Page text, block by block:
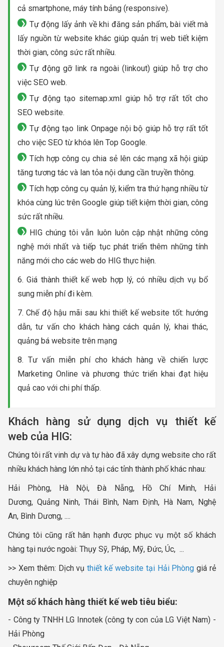
cả smartphone, máy tính bảng (responsive).
Tự động lấy ảnh về khi đăng sản phẩm, bài viết mà
lấy nguồn từ website khác giúp quản trị web tiết kiệm
thời gian, công sức rất nhiều.
Tự động gỡ link ra ngoài (linkout) giúp hỗ trợ cho
việc SEO web.
Tự động tạo sitemap.xml giúp hỗ trợ rất tốt cho
SEO website.
Tự động tạo link Onpage nội bộ giúp hỗ trợ rất tốt
cho việc SEO từ khóa lên Top Google.
Tích hợp công cụ chia sẻ lên các mạng xã hội giúp
tăng tương tác và lan tỏa nội dung cần truyền thông.
Tích hợp công cụ quản lý, kiểm tra thứ hạng nhiều từ
khóa cùng lúc trên Google giúp tiết kiệm thời gian, công
sức rất nhiều.
HIG chúng tôi vẫn luôn luôn cập nhật những công
nghệ mới nhất và tiếp tục phát triển thêm những tính
năng mới cho các web do HIG thực hiện.
6. Giá thành thiết kế web hợp lý, có nhiều dịch vụ bổ
sung miễn phí đi kèm.
7. Chế độ hậu mãi sau khi thiết kế website tốt: hướng
dẫn, tư vấn cho khách hàng cách quản lý, khai thác,
quảng bá website trên mạng
8. Tư vấn miễn phí cho khách hàng về chiến lược
Marketing Online và phương thức triển khai đạt hiệu
quả cao với chi phí thấp.
Khách hàng sử dụng dịch vụ thiết kế
web của HIG:
Chúng tôi rất vinh dự và tự hào đã xây dựng website cho rất
nhiều khách hàng lớn nhỏ tại các tỉnh thành phố khác nhau:
Hải Phòng, Hà Nội, Đà Nẵng, Hồ Chí Minh, Hải
Dương, Quảng Ninh, Thái Bình, Nam Định, Hà Nam, Nghệ
An, Bình Dương, ....
Chúng tôi cũng rất hân hạnh được phục vụ một số khách
hàng tại nước ngoài: Thụy Sỹ, Pháp, Mỹ, Đức, Úc, ...
>> Xem thêm: Dịch vụthiết kế website tại Hải Phòng giá rẻ
chuyên nghiệp
Một số khách hàng thiết kế web tiêu biểu:
- Công ty TNHH LG Innotek (công ty con của LG Việt Nam) -
Hải Phòng